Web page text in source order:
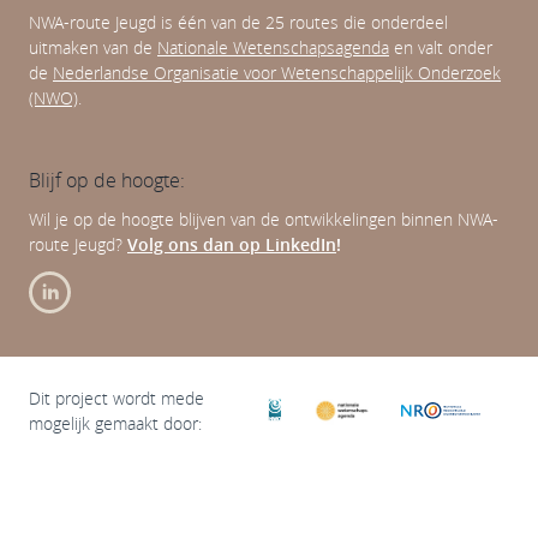
NWA-route Jeugd is één van de 25 routes die onderdeel
uitmaken van de Nationale Wetenschapsagenda en valt onder
de Nederlandse Organisatie voor Wetenschappelijk Onderzoek
(NWO).
Blijf op de hoogte:
Wil je op de hoogte blijven van de ontwikkelingen binnen NWA-
route Jeugd? Volg ons dan op LinkedIn!
Dit project wordt mede
mogelijk gemaakt door: